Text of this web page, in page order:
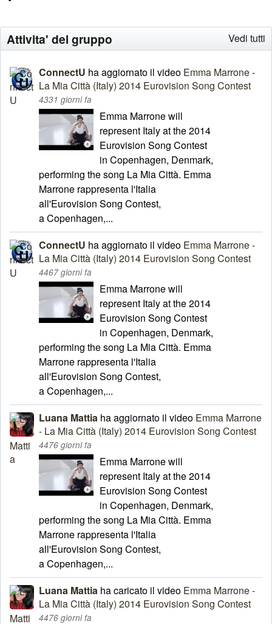
Vedi tutti
Attivita' del gruppo
ConnectU ha aggiornato il video Emma Marrone -
La Mia Città (Italy) 2014 Eurovision Song Contest
4331 giorni fa
Emma Marrone will
represent Italy at the 2014
Eurovision Song Contest
in Copenhagen, Denmark,
performing the song La Mia Città. Emma
Marrone rappresenta l'Italia
all'Eurovision Song Contest,
a Copenhagen,...
ConnectU ha aggiornato il video Emma Marrone -
La Mia Città (Italy) 2014 Eurovision Song Contest
4467 giorni fa
Emma Marrone will
represent Italy at the 2014
Eurovision Song Contest
in Copenhagen, Denmark,
performing the song La Mia Città. Emma
Marrone rappresenta l'Italia
all'Eurovision Song Contest,
a Copenhagen,...
Luana Mattia ha aggiornato il video Emma Marrone
- La Mia Città (Italy) 2014 Eurovision Song Contest
4476 giorni fa
Emma Marrone will
represent Italy at the 2014
Eurovision Song Contest
in Copenhagen, Denmark,
performing the song La Mia Città. Emma
Marrone rappresenta l'Italia
all'Eurovision Song Contest,
a Copenhagen,...
Luana Mattia ha caricato il video Emma Marrone -
La Mia Città (Italy) 2014 Eurovision Song Contest
4476 giorni fa